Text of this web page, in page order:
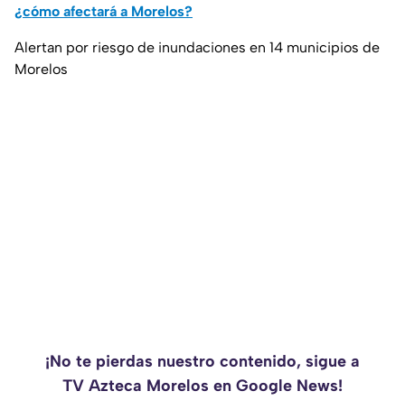
¿cómo afectará a Morelos?
Alertan por riesgo de inundaciones en 14 municipios de
Morelos
¡No te pierdas nuestro contenido, sigue a
TV Azteca Morelos en Google News!